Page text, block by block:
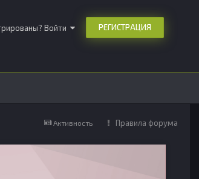
Войти РЕГИСТРАЦИЯ
Активность Правила форума